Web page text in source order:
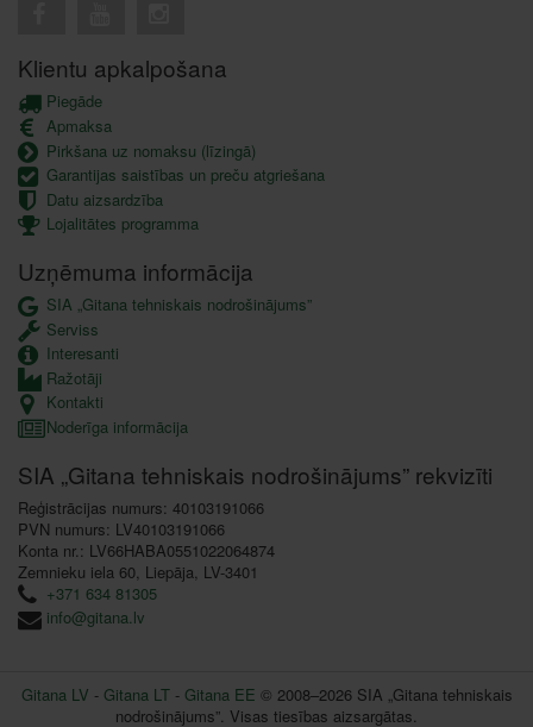
Klientu apkalpošana
Piegāde
Apmaksa
Pirkšana uz nomaksu (līzingā)
Garantijas saistības un preču atgriešana
Datu aizsardzība
Lojalitātes programma
Uzņēmuma informācija
SIA „Gitana tehniskais nodrošinājums”
Serviss
Interesanti
Ražotāji
Kontakti
Noderīga informācija
SIA „Gitana tehniskais nodrošinājums” rekvizīti
Reģistrācijas numurs: 40103191066
PVN numurs: LV40103191066
Konta nr.: LV66HABA0551022064874
Zemnieku iela 60, Liepāja, LV-3401
+371 634 81305
info@gitana.lv
Gitana LV - Gitana LT- Gitana EE © 2008–2026 SIA „Gitana tehniskais
nodrošinājums”. Visas tiesības aizsargātas.